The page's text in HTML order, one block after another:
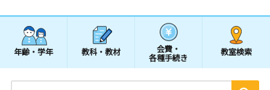
年齢・学年 教科・教材 会費・
各種手続き
教室検索